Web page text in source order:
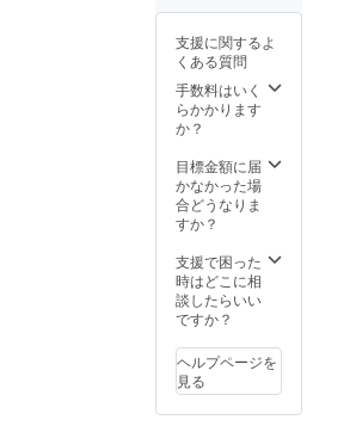
箔色は
変更に
なる可
能性が
御座い
ます。
デザイ
ンは変
更にな
りま
す。
●収録カ
ラー
（予
定）
アメジ
スト
ン フ
レッ
シュ
チェ
リーピ
ンク
ロイヤ
プル
ゴール
ド シ
ルバー
支援に関するよ
くある質問
手数料はいく
らかかります
か？
目標金額に届
かなかった場
合どうなりま
すか？
支援で困った
時はどこに相
談したらいい
ですか？
ヘルプページを
見る